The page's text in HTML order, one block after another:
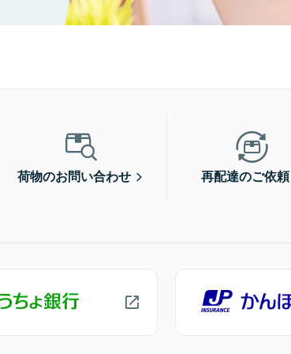
荷物のお問い合わせ 再配達のご依頼